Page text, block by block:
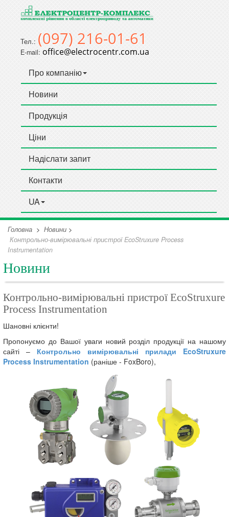
Тел.: (097) 216-01-61
E-mail: office@electrocentr.com.ua
Про компанію
Новини
Продукція
Ціни
Надіслати запит
Контакти
UA
Головна > Новини >
Контрольно-вимірювальні пристрої EcoStruxure Process
Instrumentation
Новини
Контрольно-вимірювальні пристрої EcoStruxure
Process Instrumentation
Шановні клієнти!
Пропонуємо до Вашої уваги новий розділ продукції на нашому
сайті – Контрольно вимірювальні прилади EcoStruxure
Process Instrumentation (раніше - FoxBoro),